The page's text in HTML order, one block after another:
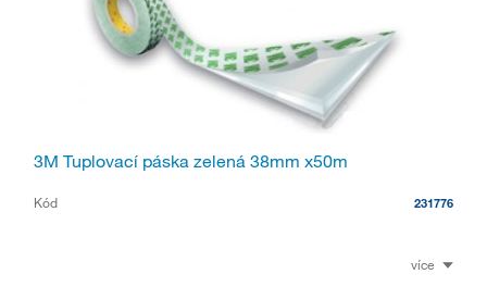
3M Tuplovací páska zelená 38mm x50m
Kód 231776
více